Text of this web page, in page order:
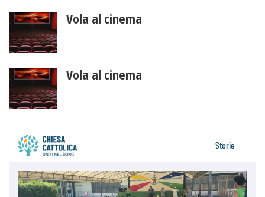
Vola al cinema
Vola al cinema